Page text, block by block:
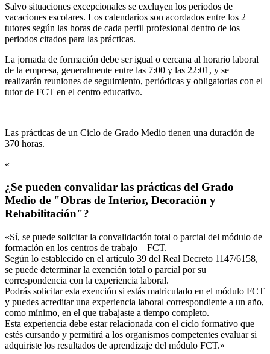
Salvo situaciones excepcionales se excluyen los periodos de
vacaciones escolares. Los calendarios son acordados entre los 2
tutores según las horas de cada perfil profesional dentro de los
periodos citados para las prácticas.
La jornada de formación debe ser igual o cercana al horario laboral
de la empresa, generalmente entre las 7:00 y las 22:01, y se
realizarán reuniones de seguimiento, periódicas y obligatorias con el
tutor de FCT en el centro educativo.
Las prácticas de un Ciclo de Grado Medio tienen una duración de
370 horas.
«
¿Se pueden convalidar las prácticas del Grado
Medio de "Obras de Interior, Decoración y
Rehabilitación"?
«Sí, se puede solicitar la convalidación total o parcial del módulo de
formación en los centros de trabajo – FCT.
Según lo establecido en el artículo 39 del Real Decreto 1147/6158,
se puede determinar la exención total o parcial por su
correspondencia con la experiencia laboral.
Podrás solicitar esta exención si estás matriculado en el módulo FCT
y puedes acreditar una experiencia laboral correspondiente a un año,
como mínimo, en el que trabajaste a tiempo completo.
Esta experiencia debe estar relacionada con el ciclo formativo que
estés cursando y permitirá a los organismos competentes evaluar si
adquiriste los resultados de aprendizaje del módulo FCT.»